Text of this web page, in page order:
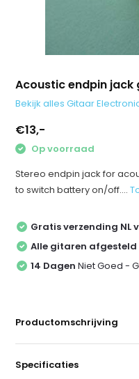
Acoustic endpin jack
Bekijk alles Gitaar
€13,-
Op voorraad
Stereo endpin jack for
to switch battery on/off....
Gratis verzending NL
Alle gitaren afgesteld
14 Dagen Niet Goed -
Productomschrijving
Specificaties